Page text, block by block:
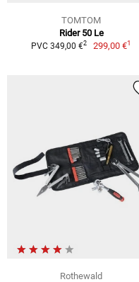
TOMTOM
Rider 50 Le
PVC 349,00 €2 299,00 €1
Rothewald